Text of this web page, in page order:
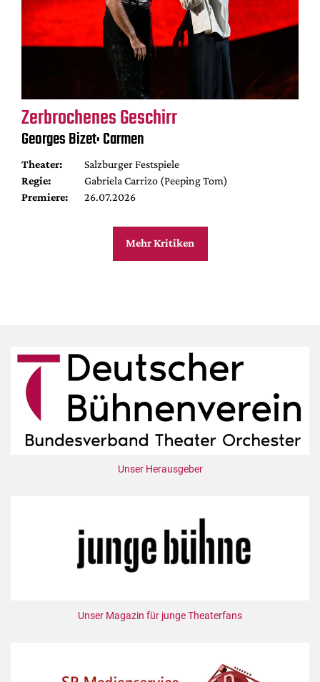
Zerbrochenes Geschirr
Georges Bizet: Carmen
Theater:
Salzburger Festspiele
Regie:
Gabriela Carrizo (Peeping Tom)
Premiere:
26.07.2026
Mehr Kritiken
Unser Herausgeber
Unser Magazin für junge Theaterfans